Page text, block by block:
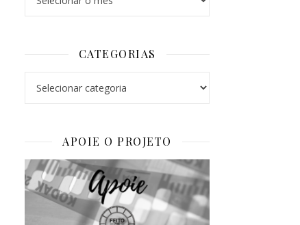
CATEGORIAS
APOIE O PROJETO